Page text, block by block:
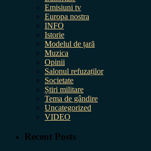
Emisiuni tv
Europa nostra
INFO
Istorie
Modelul de țară
Muzica
Opinii
Salonul refuzaților
Societate
Știri militare
Tema de gândire
Uncategorized
VIDEO
Recent Posts